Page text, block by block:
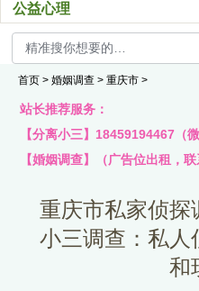
公益心理
首页 > 婚姻调查 > 重庆市 >
站长推荐服务：
【分离小三】18459194467（微
【婚姻调查】（广告位出租，
重庆市私家侦探
小三调查：私人
和